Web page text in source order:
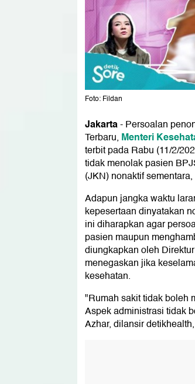
Foto: Fildan
Jakarta-Persoalan
Terbaru, Menteri
terbit pada Rabu (11/2/
tidak menolak pasien
(JKN) nonaktif
Adapun jangka waktu
kepesertaan dinyatakan
ini diharapkan agar
pasien maupun
diungkapkan oleh
menegaskan jika
kesehatan.
"Rumah sakit tidak boleh
Aspek administrasi tidak
Azhar, dilansir